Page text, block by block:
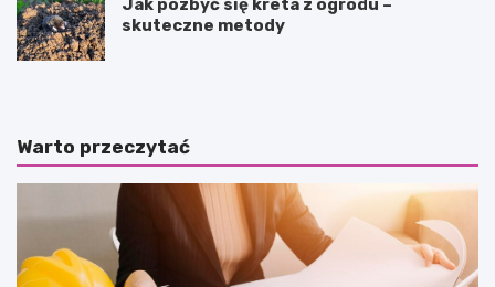
Jak pozbyć się kreta z ogrodu –
skuteczne metody
Warto przeczytać